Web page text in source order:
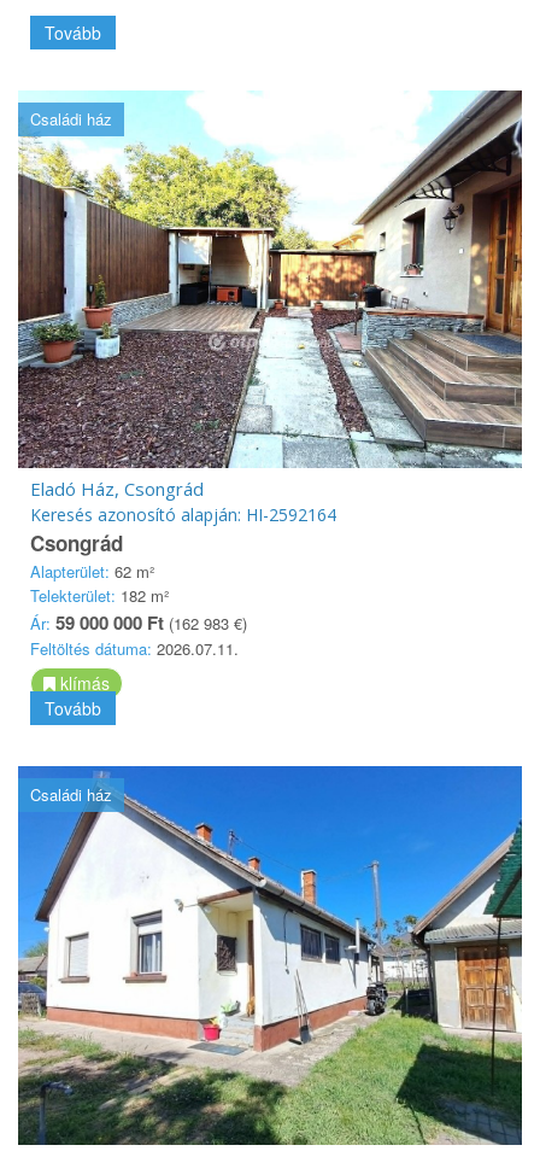
Tovább
Családi ház
Eladó Ház, Csongrád
Keresés azonosító alapján: HI-2592164
Csongrád
Alapterület: 62 m²
Telekterület: 182 m²
Ár: 59 000 000 Ft (162 983 €)
Feltöltés dátuma: 2026.07.11.
klímás
Tovább
Családi ház